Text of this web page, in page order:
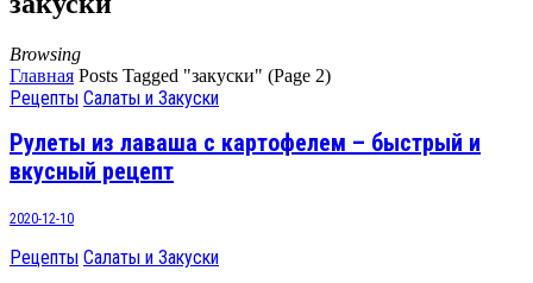
Browsing
Главная Posts Tagged "закуски" (Page 2)
Рецепты Салаты и Закуски
Рулеты из лаваша с картофелем – быстрый и
вкусный рецепт
2020-12-10
Рецепты Салаты и Закуски